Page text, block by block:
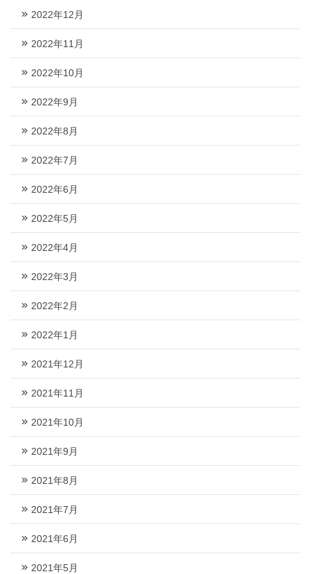
2022年12月
2022年11月
2022年10月
2022年9月
2022年8月
2022年7月
2022年6月
2022年5月
2022年4月
2022年3月
2022年2月
2022年1月
2021年12月
2021年11月
2021年10月
2021年9月
2021年8月
2021年7月
2021年6月
2021年5月